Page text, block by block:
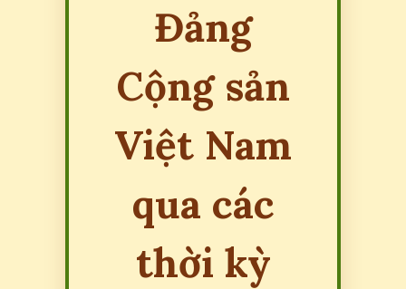
Đảng
Cộng sản
Việt Nam
qua các
thời kỳ